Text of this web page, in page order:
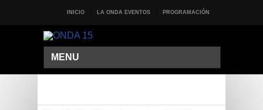
INICIO LA ONDA EVENTOS PROGRAMACIÓN
MENU